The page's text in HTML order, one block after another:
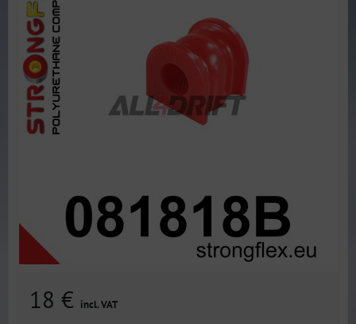
18 € incl. VAT